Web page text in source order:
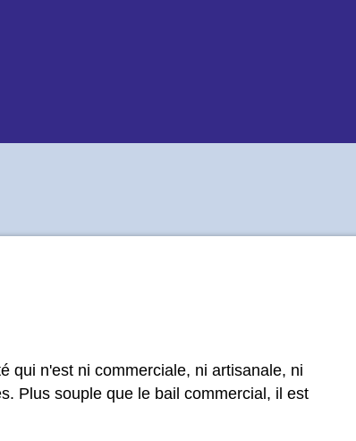
qui n'est ni commerciale, ni artisanale, ni
Plus souple que le bail commercial, il est